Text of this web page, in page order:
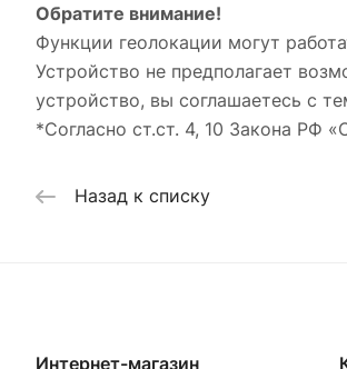
Обратите внимание!
Функции геолокации могут
Устройство не предполагает
устройство, вы соглашаетесь с
*Согласно ст.ст. 4, 10 Закона РФ
Назад к списку
Интернет-магазин